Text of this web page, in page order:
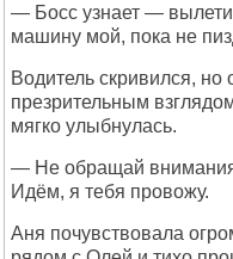
— Босс узнает —
машину мой, пока не
Водитель скривился, но
презрительным
мягко улыбнулась.
— Не обращай
Идём, я тебя провожу.
Аня почувствовала